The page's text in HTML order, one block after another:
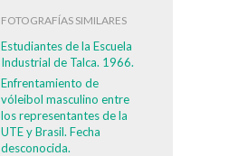
FOTOGRAFÍAS SIMILARES
Estudiantes de la Escuela
Industrial de Talca. 1966.
Enfrentamiento de
vóleibol masculino entre
los representantes de la
UTE y Brasil. Fecha
desconocida.